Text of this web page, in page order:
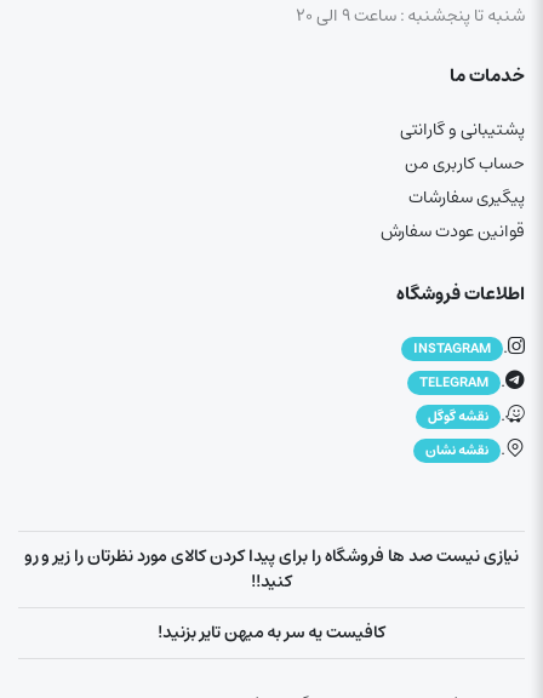
شنبه تا پنجشنبه : ساعت ۹ الی ۲۰
خدمات ما
پشتیبانی و گارانتی
حساب کاربری من
پیگیری سفارشات
قوانین عودت سفارش
اطلاعات فروشگاه
.
INSTAGRAM
.
TELEGRAM
. نقشه گوگل
. نقشه نشان
نیازی نیست صد ها فروشگاه را برای پیدا کردن کالای مورد نظرتان را زیر و رو
کنید!!
کافیست یه سر به میهن تایر بزنید!